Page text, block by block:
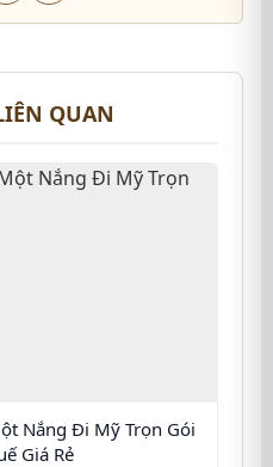
QUAN
Nắng Đi Mỹ Trọn Gói
Giá Rẻ